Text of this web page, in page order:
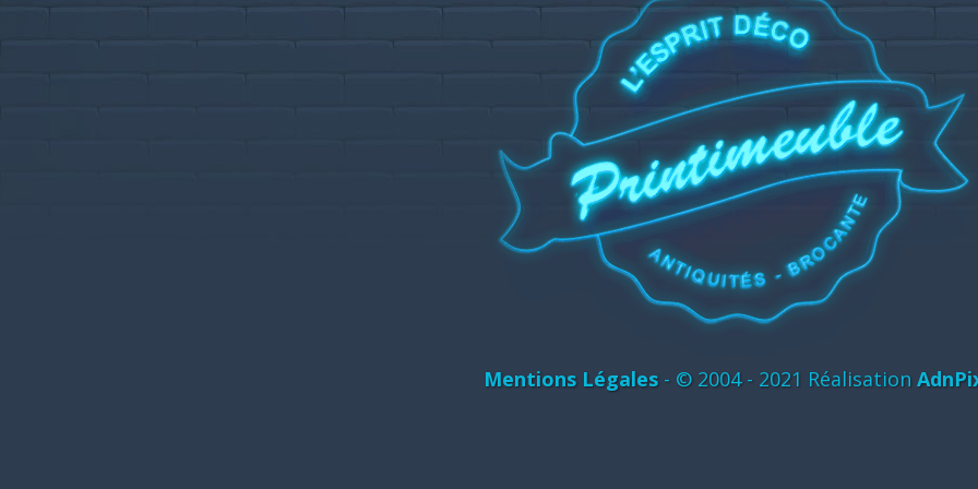
Mentions Légales - © 2004 - 2021 Réalisation